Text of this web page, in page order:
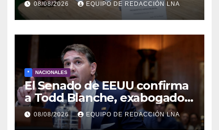
domingos en La Poderosa
90.3 FM
08/08/2026 EQUIPO DE REDACCIÓN LNA
* NACIONALES
El Senado de EEUU confirma
a Todd Blanche, exabogado
de Trump, como fiscal
general
08/08/2026 EQUIPO DE REDACCIÓN LNA